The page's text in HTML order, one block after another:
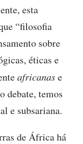
esta
“filosofia
sobre
éticas e
africanase
debate, temos
e subsariana.
de África há